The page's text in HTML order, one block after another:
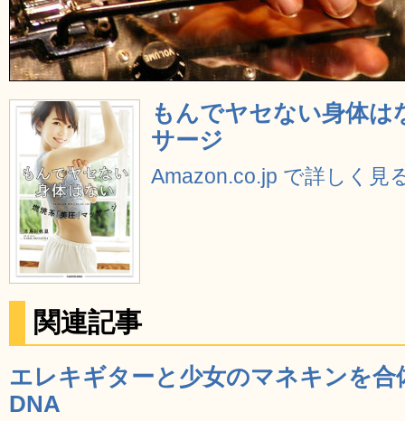
もんでヤセない身体は
サージ
Amazon.co.jp で詳しく見
関連記事
エレキギターと少女のマネキンを
DNA